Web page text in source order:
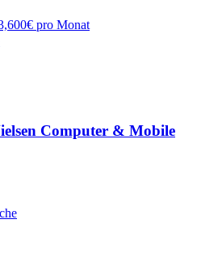
pro Monat
Computer & Mobile